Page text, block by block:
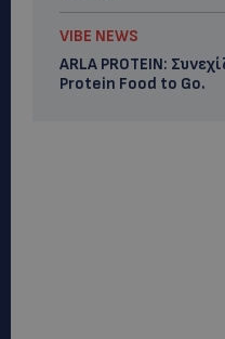
VIBE NEWS
ARLA PROTEIN:
Protein Food to Go.